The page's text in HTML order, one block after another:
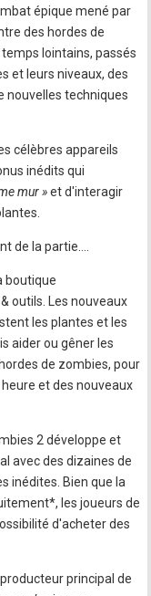
épique mené par
des hordes de
lointains, passés
et leurs niveaux, des
nouvelles techniques
célèbres appareils
inédits qui
mur »et d'interagir
de la partie….
boutique
outils. Les nouveaux
les plantes et les
aider ou gêner les
de zombies, pour
et des nouveaux
2 développe et
avec des dizaines de
inédites. Bien que la
les joueurs de
d'acheter des
principal de